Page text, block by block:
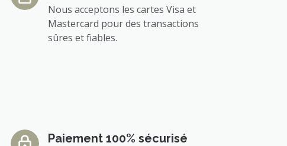
Nous acceptons les cartes Visa et
Mastercard pour des transactions
sûres et fiables.
Paiement 100% sécurisé